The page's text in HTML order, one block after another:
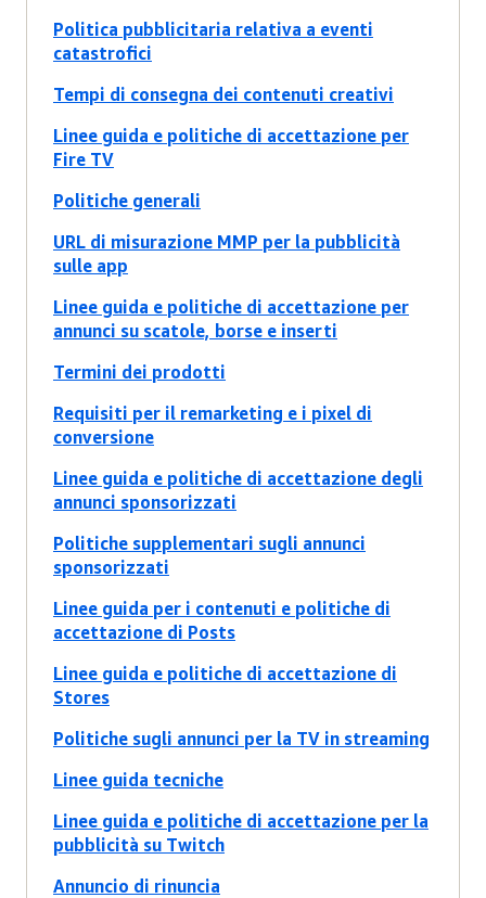
Politica pubblicitaria relativa a eventi
catastrofici
Tempi di consegna dei contenuti creativi
Linee guida e politiche di accettazione per
Fire TV
Politiche generali
URL di misurazione MMP per la pubblicità
sulle app
Linee guida e politiche di accettazione per
annunci su scatole, borse e inserti
Termini dei prodotti
Requisiti per il remarketing e i pixel di
conversione
Linee guida e politiche di accettazione degli
annunci sponsorizzati
Politiche supplementari sugli annunci
sponsorizzati
Linee guida per i contenuti e politiche di
accettazione di Posts
Linee guida e politiche di accettazione di
Stores
Politiche sugli annunci per la TV in streaming
Linee guida tecniche
Linee guida e politiche di accettazione per la
pubblicità su Twitch
Annuncio di rinuncia